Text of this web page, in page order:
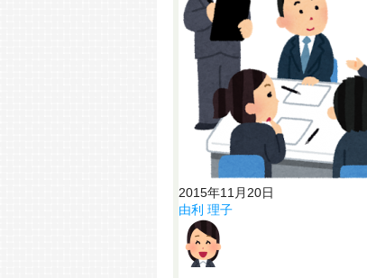
2015年11月20日
由利 理子